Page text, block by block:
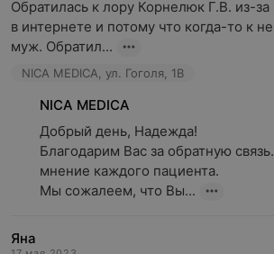
Обратилась к лору Корнелюк Г.В. из-
в интернете и потому что когда-то к
муж. Обратил...
NICA MEDICA, ул. Гоголя, 1B
NICA MEDICA
Добрый день, Надежда!
Благодарим Вас за обратную
мнение каждого пациента.
Мы сожалеем, что Вы...
Яна